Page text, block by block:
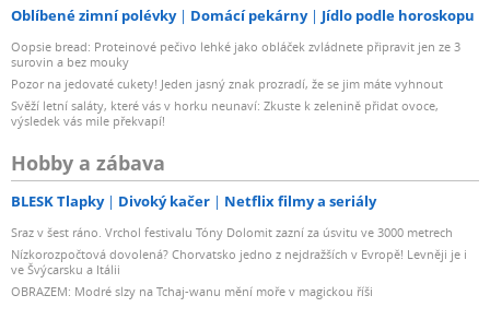
Oblíbené zimní polévky Domácí pekárny Jídlo podle horoskopu
Oopsie bread: Proteinové pečivo lehké jako obláček zvládnete připravit jen ze 3
surovin a bez mouky
Pozor na jedovaté cukety! Jeden jasný znak prozradí, že se jim máte vyhnout
Svěží letní saláty, které vás v horku neunaví: Zkuste k zelenině přidat ovoce,
výsledek vás mile překvapí!
Hobby a zábava
BLESK Tlapky Divoký kačer Netflix filmy a seriály
Sraz v šest ráno. Vrchol festivalu Tóny Dolomit zazní za úsvitu ve 3000 metrech
Nízkorozpočtová dovolená? Chorvatsko jedno z nejdražších v Evropě! Levněji je i
ve Švýcarsku a Itálii
OBRAZEM: Modré slzy na Tchaj-wanu mění moře v magickou říši